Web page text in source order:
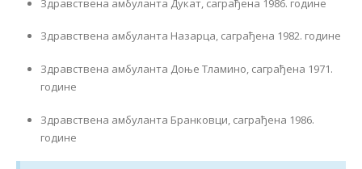
Здравствена амбуланта Дукат, саграђена 1986. године
Здравствена амбуланта Назарца, саграђена 1982. године
Здравствена амбуланта Доње Тламино, саграђена 1971.
године
Здравствена амбуланта Бранковци, саграђена 1986.
године